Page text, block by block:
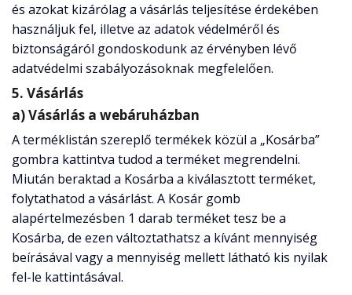
és azokat kizárólag a vásárlás teljesítése érdekében
használjuk fel, illetve az adatok védelméről és
biztonságáról gondoskodunk az érvényben lévő
adatvédelmi szabályozásoknak megfelelően.
5. Vásárlás
a) Vásárlás a webáruházban
A terméklistán szereplő termékek közül a „Kosárba”
gombra kattintva tudod a terméket megrendelni.
Miután beraktad a Kosárba a kiválasztott terméket,
folytathatod a vásárlást. A Kosár gomb
alapértelmezésben 1 darab terméket tesz be a
Kosárba, de ezen változtathatsz a kívánt mennyiség
beírásával vagy a mennyiség mellett látható kis nyilak
fel-le kattintásával.